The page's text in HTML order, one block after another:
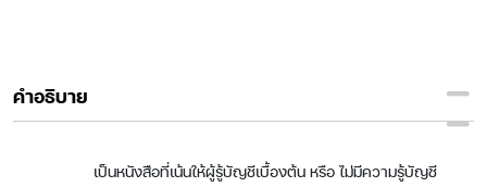
คำอธิบาย
เป็นหนังสือที่เน้นให้ผู้รู้บัญชีเบื้องต้น หรือ ไม่มีความรู้บัญชี